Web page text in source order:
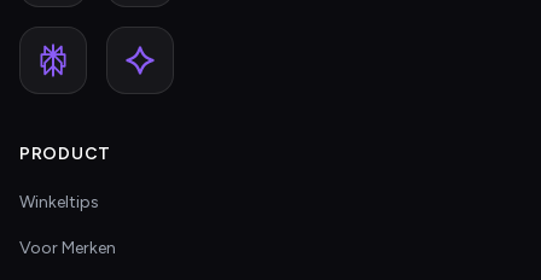
PRODUCT
Winkeltips
Voor Merken